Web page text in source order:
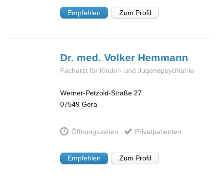
Empfehlen Zum Profil
Dr. med. Volker Hemmann
Facharzt für Kinder- und Jugendpsychiatrie
Werner-Petzold-Straße 27
07549 Gera
Öffnungszeiten Privatpatienten
Empfehlen Zum Profil